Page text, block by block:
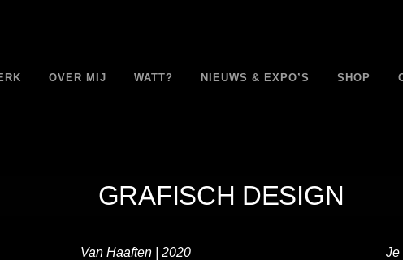
OVER MIJ WATT? NIEUWS & EXPO’S SHOP
GRAFISCH DESIGN
Van Haaften | 2020 Je